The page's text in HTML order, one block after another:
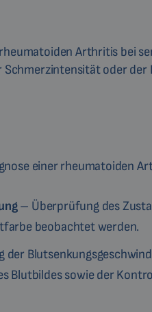
Arthritis bei
oder
einer rheumatoiden
– Überprüfung des
beobachtet werden.
der
Blutbildes sowie der